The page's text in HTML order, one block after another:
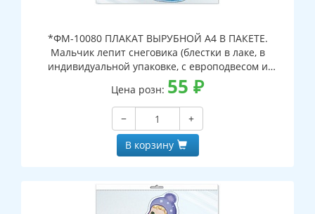
*ФМ-10080 ПЛАКАТ ВЫРУБНОЙ А4 В ПАКЕТЕ.
Мальчик лепит снеговика (блестки в лаке, в
индивидуальной упаковке, с европодвесом и
клеевым клапаном)
Цена розн: 55 ₽
−
+
В корзину